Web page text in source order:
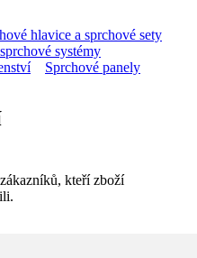
hlavice a sprchové sety
systémy
Sprchové panely
kteří zboží